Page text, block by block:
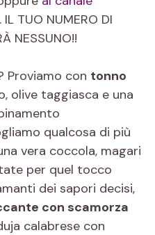
IL TUO NUMERO DI
NESSUNO!!
Proviamo con tonno
olive taggiasca e una
qualcosa di più
vera coccola, magari
per quel tocco
dei sapori decisi,
con scamorza
calabrese con